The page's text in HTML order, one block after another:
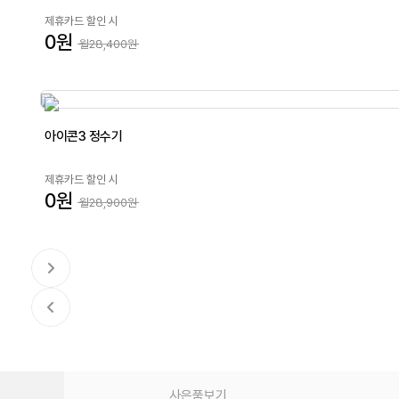
제휴카드 할인 시
0원 월28,400원
아이콘3 정수기
제휴카드 할인 시
0원 월28,900원
사은품보기